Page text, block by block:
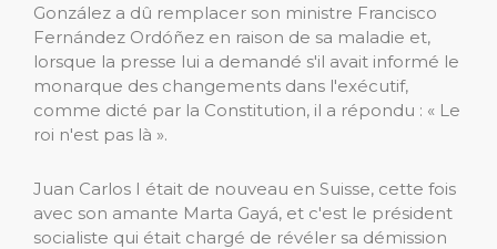
González a dû remplacer son ministre Francisco
Fernández Ordóñez en raison de sa maladie et,
lorsque la presse lui a demandé s'il avait informé le
monarque des changements dans l'exécutif,
comme dicté par la Constitution, il a répondu : « Le
roi n'est pas là ».
Juan Carlos I était de nouveau en Suisse, cette fois
avec son amante Marta Gayá, et c'est le président
socialiste qui était chargé de révéler sa démission